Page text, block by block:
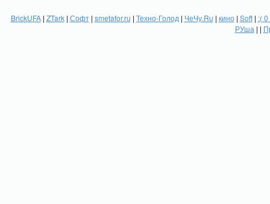
BrickUFA| ZTark| Софт| smetafor.ru | Техно-Голод | ЧеЧу.Ru | кино| Soft| :(
РУша | |